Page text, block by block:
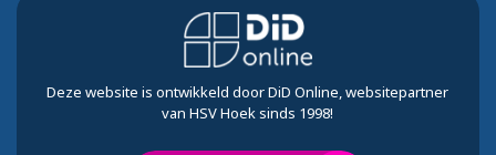
Deze website is ontwikkeld door DiD Online, websitepartner
van HSV Hoek sinds 1998!